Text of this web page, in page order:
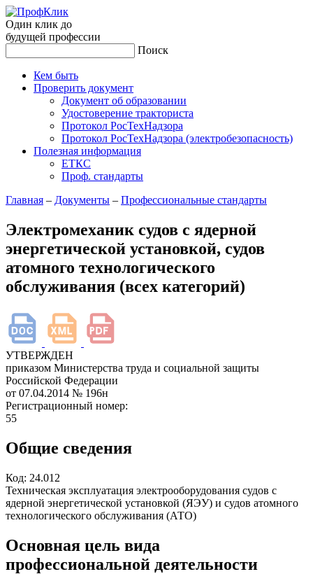
Один клик до
будущей профессии
Поиск
Кем быть
Проверить документ
Документ об образовании
Удостоверение тракториста
Протокол РосТехНадзора
Протокол РосТехНадзора (электробезопасность)
Полезная информация
ЕТКС
Проф. стандарты
Главная – Документы – Профессиональные стандарты
Электромеханик судов с ядерной
энергетической установкой, судов
атомного технологического
обслуживания (всех категорий)
УТВЕРЖДЕН
приказом Министерства труда и социальной защиты
Российской Федерации
от 07.04.2014 № 196н
Регистрационный номер:
55
Общие сведения
Код: 24.012
Техническая эксплуатация электрооборудования судов с
ядерной энергетической установкой (ЯЭУ) и судов атомного
технологического обслуживания (АТО)
Основная цель вида
профессиональной деятельности